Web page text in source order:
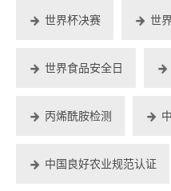
世界杯决赛 世
世界食品安全日
丙烯酰胺检测
中国良好农业规范认证